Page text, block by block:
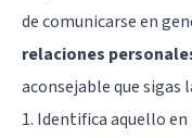
de comunicarse en
relaciones
aconsejable que sigas
1. Identifica aquello